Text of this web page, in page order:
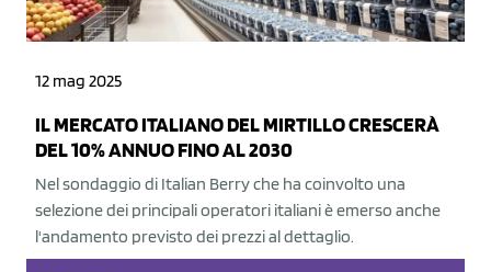
12 mag 2025
IL MERCATO ITALIANO DEL MIRTILLO CRESCERÀ
DEL 10% ANNUO FINO AL 2030
Nel sondaggio di Italian Berry che ha coinvolto una
selezione dei principali operatori italiani è emerso anche
l'andamento previsto dei prezzi al dettaglio.